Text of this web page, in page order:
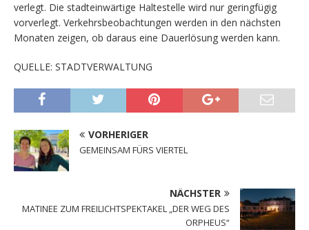
verlegt. Die stadteinwärtige Haltestelle wird nur geringfügig
vorverlegt. Verkehrsbeobachtungen werden in den nächsten
Monaten zeigen, ob daraus eine Dauerlösung werden kann.
QUELLE: STADTVERWALTUNG
VORHERIGER
GEMEINSAM FÜRS VIERTEL
NÄCHSTER
MATINEE ZUM FREILICHTSPEKTAKEL „DER WEG DES
ORPHEUS“